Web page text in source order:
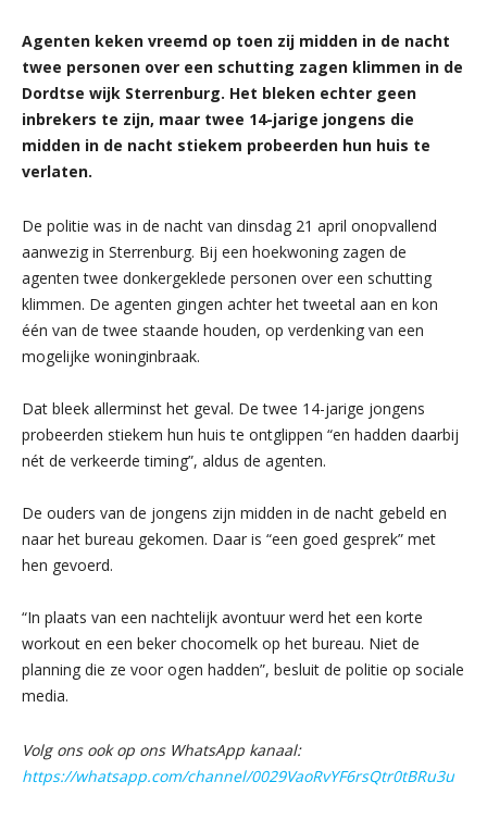
Agenten keken vreemd op toen zij midden in de nacht
twee personen over een schutting zagen klimmen in de
Dordtse wijk Sterrenburg. Het bleken echter geen
inbrekers te zijn, maar twee 14-jarige jongens die
midden in de nacht stiekem probeerden hun huis te
verlaten.
De politie was in de nacht van dinsdag 21 april onopvallend
aanwezig in Sterrenburg. Bij een hoekwoning zagen de
agenten twee donkergeklede personen over een schutting
klimmen. De agenten gingen achter het tweetal aan en kon
één van de twee staande houden, op verdenking van een
mogelijke woninginbraak.
Dat bleek allerminst het geval. De twee 14-jarige jongens
probeerden stiekem hun huis te ontglippen “en hadden daarbij
nét de verkeerde timing”, aldus de agenten.
De ouders van de jongens zijn midden in de nacht gebeld en
naar het bureau gekomen. Daar is “een goed gesprek” met
hen gevoerd.
“In plaats van een nachtelijk avontuur werd het een korte
workout en een beker chocomelk op het bureau. Niet de
planning die ze voor ogen hadden”, besluit de politie op sociale
media.
Volg ons ook op ons WhatsApp kanaal:
https://whatsapp.com/channel/0029VaoRvYF6rsQtr0tBRu3u